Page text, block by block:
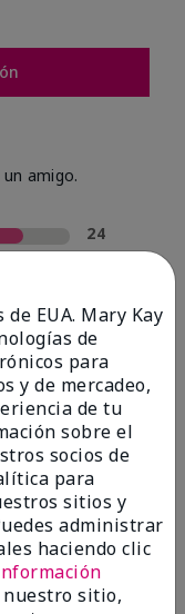
amigo.
24
0
2
0
EUA. Mary Kay
de
para
y de mercadeo,
de tu
sobre el
socios de
para
sitios y
administrar
haciendo clic
nuestro sitio,